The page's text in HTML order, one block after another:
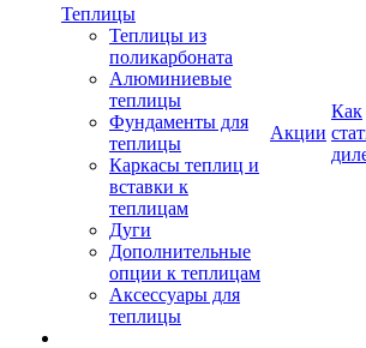
Теплицы
Теплицы из
поликарбоната
Алюминиевые
теплицы
Фундаменты для
теплицы
Каркасы теплиц и
вставки к
теплицам
Дуги
Дополнительные
опции к теплицам
Аксессуары для
теплицы
Акции
Как